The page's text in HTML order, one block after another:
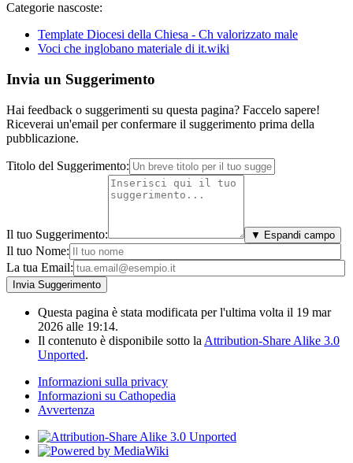
Categorie nascoste:
Template Diocesi della Chiesa - Ch valorizzato male
Voci che inglobano materiale di it.wiki
Invia un Suggerimento
Hai feedback o suggerimenti su questa pagina? Faccelo sapere!
Riceverai un'email per confermare il suggerimento prima della
pubblicazione.
Titolo del Suggerimento:
Il tuo Suggerimento: ▼ Espandi campo
Il tuo Nome:
La tua Email:
Questa pagina è stata modificata per l'ultima volta il 19 mar
2026 alle 19:14.
Il contenuto è disponibile sotto la Attribution-Share Alike 3.0
Unported.
Informazioni sulla privacy
Informazioni su Cathopedia
Avvertenza